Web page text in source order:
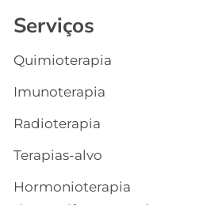
Serviços
Quimioterapia
Imunoterapia
Radioterapia
Terapias-alvo
Hormonioterapia